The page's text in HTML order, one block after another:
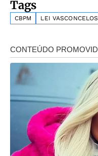
Tags
CBPM LEI VASCONCELOS